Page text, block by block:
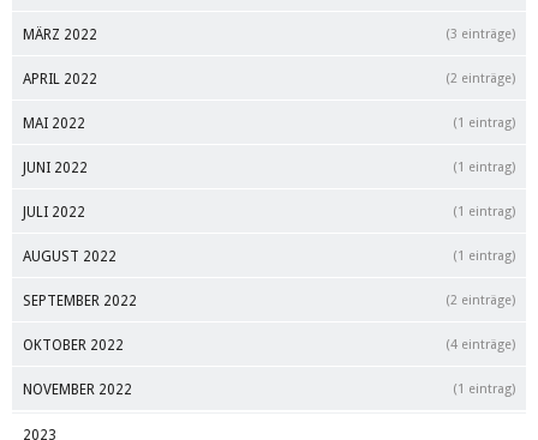
MÄRZ 2022 (3 einträge)
APRIL 2022 (2 einträge)
MAI 2022 (1 eintrag)
JUNI 2022 (1 eintrag)
JULI 2022 (1 eintrag)
AUGUST 2022 (1 eintrag)
SEPTEMBER 2022 (2 einträge)
OKTOBER 2022 (4 einträge)
NOVEMBER 2022 (1 eintrag)
2023